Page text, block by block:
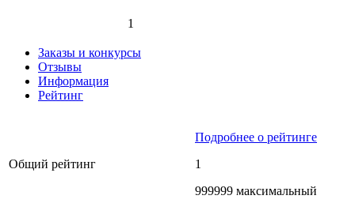
1
Заказы и конкурсы
Отзывы
Информация
Рейтинг
Общий рейтинг
Подробнее о рейтинге
1
999999 максимальный